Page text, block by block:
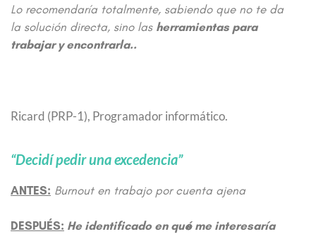
Lo recomendaría totalmente, sabiendo que no te da
la solución directa, sino las herramientas para
trabajar y encontrarla..
Ricard (PRP-1), Programador informático.
“Decidí pedir una excedencia”
ANTES: Burnout en trabajo por cuenta ajena
DESPUÉS: He identificado en qué me interesaría